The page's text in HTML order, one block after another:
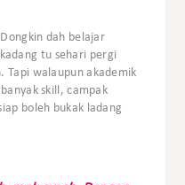
dah belajar
tu sehari pergi
Tapi walaupun akademik
skill, campak
boleh bukak ladang